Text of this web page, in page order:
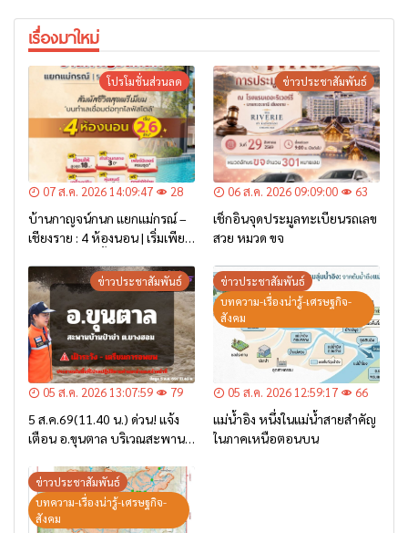
เรื่องมาใหม่
โปรโมชั่นส่วนลด
07 ส.ค. 2026 14:09:47 28
บ้านกาญจน์กนก แยกแม่กรณ์ –
เชียงราย : 4 ห้องนอน | เริ่มเพียง
ข่าวประชาสัมพันธ์
06 ส.ค. 2026 09:09:00 63
เช็กอินจุดประมูลทะเบียนรถเลข
สวย หมวด ขจ
ข่าวประชาสัมพันธ์
05 ส.ค. 2026 13:07:59 79
5 ส.ค.69(11.40 น.) ด่วน! แจ้ง
เตือน อ.ขุนตาล บริเวณสะพาน
– เตรียมการอพยพ”
ข่าวประชาสัมพันธ์
บทความ-เรื่องน่ารู้-เศรษฐกิจ-
สังคม
05 ส.ค. 2026 12:59:17 66
แม่น้ำอิง หนึ่งในแม่น้ำสายสำคัญ
ในภาคเหนือตอนบน
ข่าวประชาสัมพันธ์
บทความ-เรื่องน่ารู้-เศรษฐกิจ-
สังคม